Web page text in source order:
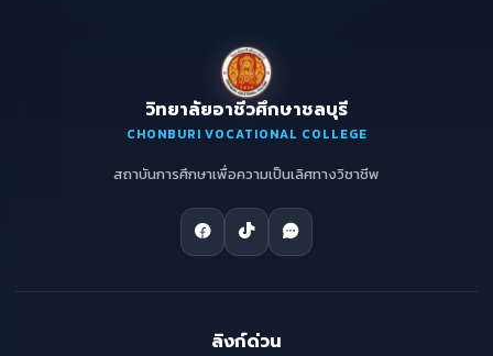
วิทยาลัยอาชีวศึกษาชลบุรี
CHONBURI VOCATIONAL COLLEGE
สถาบันการศึกษาเพื่อความเป็นเลิศทางวิชาชีพ
ลิงก์ด่วน